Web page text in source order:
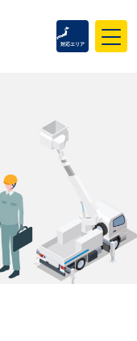
対応エリア